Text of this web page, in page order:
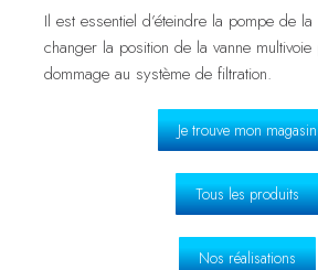
Il est essentiel d’éteindre la pompe de
changer la position de la vanne multivoie
dommage au système de filtration.
Je trouve mon magasin
Tous les produits
Nos réalisations